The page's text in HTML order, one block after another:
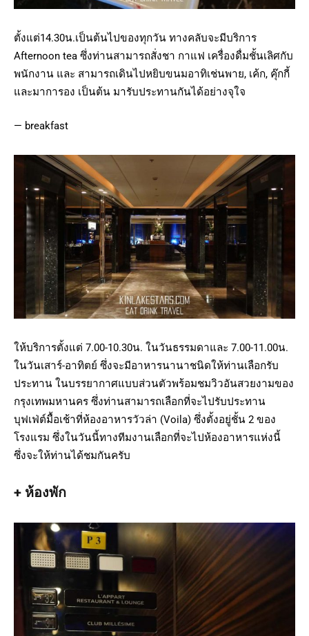
ตั้งแต่14.30น.เป็นต้นไปของทุกวัน ทางคลับจะมีบริการ
Afternoon tea ซึ่งท่านสามารถสั่งชา กาแฟ เครื่องดื่มชั้นเลิศกับ
พนักงาน และ สามารถเดินไปหยิบขนมอาทิเช่นพาย, เค้ก, คุ๊กกี้
และมาการอง เป็นต้น มารับประทานกันได้อย่างจุใจ
— breakfast
ให้บริการตั้งแต่ 7.00-10.30น. ในวันธรรมดาและ 7.00-11.00น.
ในวันเสาร์-อาทิตย์ ซึ่งจะมีอาหารนานาชนิดให้ท่านเลือกรับ
ประทาน ในบรรยากาศแบบส่วนตัวพร้อมชมวิวอันสวยงามของ
กรุงเทพมหานคร ซึ่งท่านสามารถเลือกที่จะไปรับประทาน
บุฟเฟ่ต์มื้อเช้าที่ห้องอาหารวัวล่า (Voila) ซึ่งตั้งอยู่ชั้น 2 ของ
โรงแรม ซึ่งในวันนี้ทางทีมงานเลือกที่จะไปห้องอาหารแห่งนี้
ซึ่งจะให้ท่านได้ชมกันครับ
+ ห้องพัก